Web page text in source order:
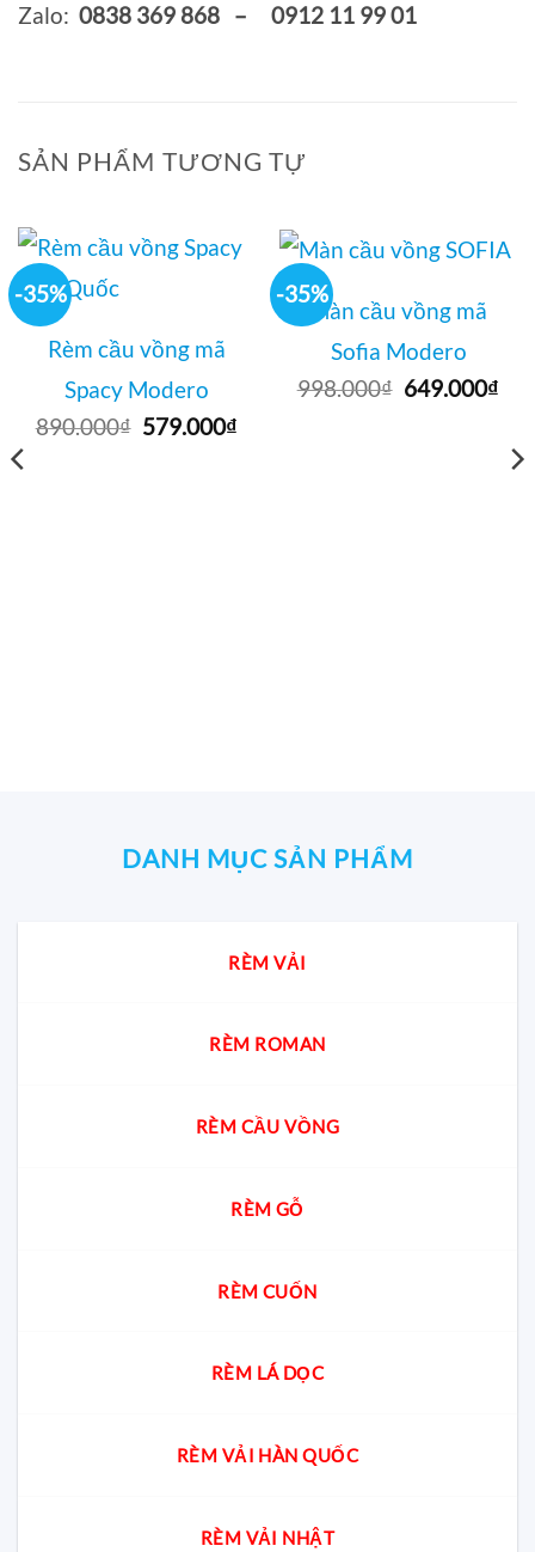
Zalo: 0838 369 868 – 0912 11 99 01
SẢN PHẨM TƯƠNG TỰ
-35%
Rèm cầu vồng mã
Spacy Modero
890.000₫ Giá
579.000₫
-35%
Màn cầu vồng mã
Sofia Modero
998.000₫ Giá
649.000₫
là:
DANH MỤC SẢN PHẨM
RÈM VẢI
RÈM ROMAN
RÈM CẦU VỒNG
RÈM GỖ
RÈM CUỐN
RÈM LÁ DỌC
RÈM VẢI HÀN QUỐC
RÈM VẢI NHẬT